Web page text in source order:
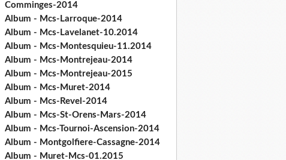
Comminges-2014
Album - Mcs-Larroque-2014
Album - Mcs-Lavelanet-10.2014
Album - Mcs-Montesquieu-11.2014
Album - Mcs-Montrejeau-2014
Album - Mcs-Montrejeau-2015
Album - Mcs-Muret-2014
Album - Mcs-Revel-2014
Album - Mcs-St-Orens-Mars-2014
Album - Mcs-Tournoi-Ascension-2014
Album - Montgolfiere-Cassagne-2014
Album - Muret-Mcs-01.2015